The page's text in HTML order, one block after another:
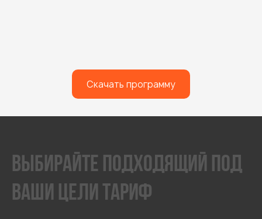
Скачать программу
Выбирайте подходящий под
ваши цели ТАРИФ